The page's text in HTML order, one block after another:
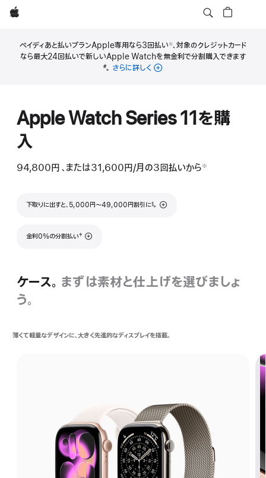
Apple
ペイディあと払いプランApple専用なら3回払い
注
※、対象のクレジットカード
なら最大24回払いで新しいApple Watchを無金利で分割購入できます
#。 さらに詳しく
Apple Watch Series 11を購
入
94,800円 、または31,600円/月 月
の3回払いから※
下取りに出すと、5,000円〜49,000円割引に§。
金利0%の分割払い脚注
†
ケース。 まずは素材と仕上げを選びましょ
う。
薄くて軽量なデザインに、大きく先進的なディスプレイを搭載。